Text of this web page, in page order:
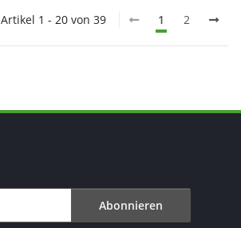
Artikel 1 - 20 von 39 1 2
Abonnieren